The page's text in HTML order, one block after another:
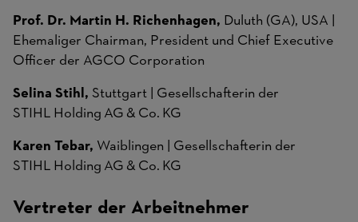
Prof. Dr. Martin H. Richenhagen, Duluth (GA), USA |
Ehemaliger Chairman, President und Chief Executive
Officer der AGCO Corporation
Selina Stihl, Stuttgart | Gesellschafterin der
STIHL Holding AG & Co. KG
Karen Tebar, Waiblingen | Gesellschafterin der
STIHL Holding AG & Co. KG
Vertreter der Arbeitnehmer